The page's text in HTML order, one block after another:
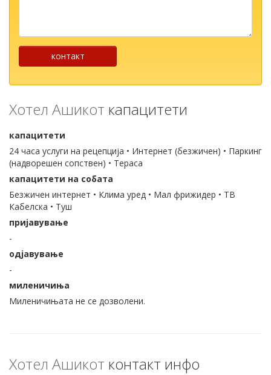
контакт
Хотел Ашикот капацитети
капацитети
24 часа услуги на рецепција • Интернет (безжичен) • Паркинг
(надворешен сопствен) • Тераса
капацитети на собата
Безжичен интернет • Клима уред • Мал фрижидер • ТВ
Кабелска • Туш
пријавување
-
одјавување
-
миленичиња
Миленичињата не се дозволени.
Хотел Ашикот контакт инфо